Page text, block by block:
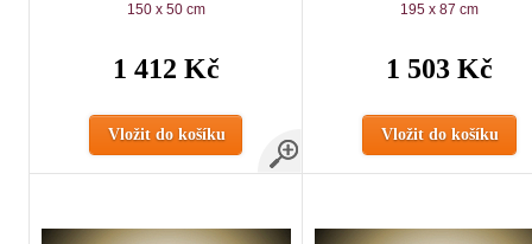
150 x 50 cm
1 412 Kč
Vložit do košíku
195 x 87 cm
1 503 Kč
Vložit do košíku